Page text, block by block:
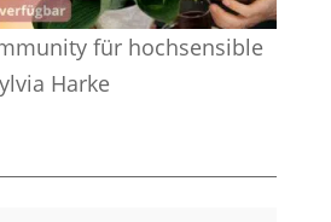
für hochsensible
Harke